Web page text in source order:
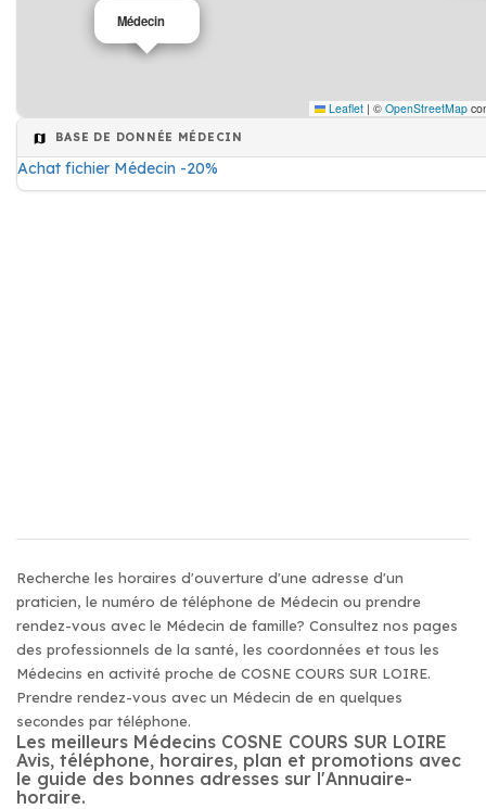
Médecin
Leaflet | © OpenStreetMap
BASE DE DONNÉE MÉDECIN
Achat fichier Médecin -20%
Recherche les horaires d'ouverture d'une adresse d'un
praticien, le numéro de téléphone de Médecin ou prendre
rendez-vous avec le Médecin de famille? Consultez nos pages
des professionnels de la santé, les coordonnées et tous les
Médecins en activité proche de COSNE COURS SUR LOIRE.
Prendre rendez-vous avec un Médecin de en quelques
secondes par téléphone.
Les meilleurs Médecins COSNE COURS SUR LOIRE
Avis, téléphone, horaires, plan et promotions avec
le guide des bonnes adresses sur l'Annuaire-
horaire.